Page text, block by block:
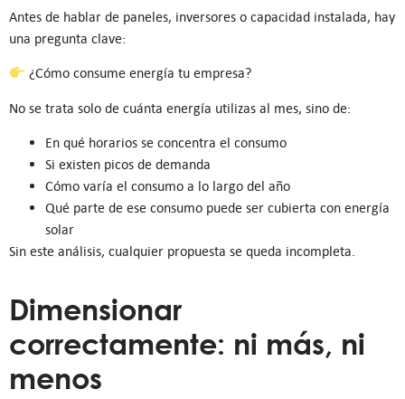
Antes de hablar de paneles, inversores o capacidad instalada, hay
una pregunta clave:
¿Cómo consume energía tu empresa?
No se trata solo de cuánta energía utilizas al mes, sino de:
En qué horarios se concentra el consumo
Si existen picos de demanda
Cómo varía el consumo a lo largo del año
Qué parte de ese consumo puede ser cubierta con energía
solar
Sin este análisis, cualquier propuesta se queda incompleta.
Dimensionar
correctamente: ni más, ni
menos